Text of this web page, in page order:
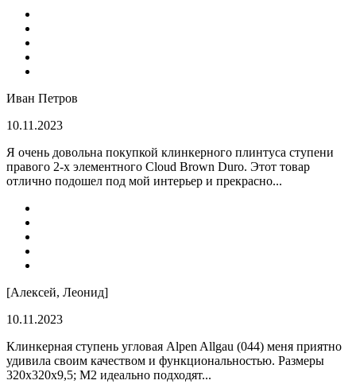
Иван Петров
10.11.2023
Я очень довольна покупкой клинкерного плинтуса ступени
правого 2-х элементного Cloud Brown Duro. Этот товар
отлично подошел под мой интерьер и прекрасно...
[Алексей, Леонид]
10.11.2023
Клинкерная ступень угловая Alpen Allgau (044) меня приятно
удивила своим качеством и функциональностью. Размеры
320x320x9,5; M2 идеально подходят...